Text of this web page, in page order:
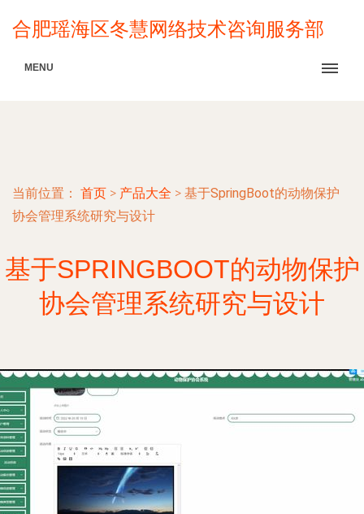
合肥瑶海区冬慧网络技术咨询服务部
MENU
当前位置： 首页 > 产品大全 > 基于SpringBoot的动物保护
协会管理系统研究与设计
基于SPRINGBOOT的动物保护
协会管理系统研究与设计